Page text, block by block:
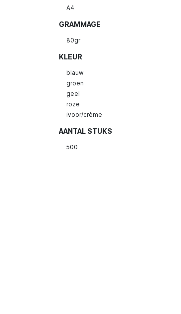
A4
GRAMMAGE
80gr
KLEUR
blauw
groen
geel
roze
ivoor/crème
AANTAL STUKS
500